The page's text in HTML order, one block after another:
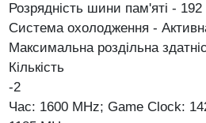
Розрядність шини пам'яті - 192
Система охолодження -
Максимальна роздільна
Кількість
-2
Час: 1600 MHz; Game Clock: